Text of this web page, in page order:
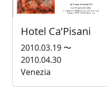
Hotel Ca’Pisani
2010.03.19 〜
2010.04.30
Venezia